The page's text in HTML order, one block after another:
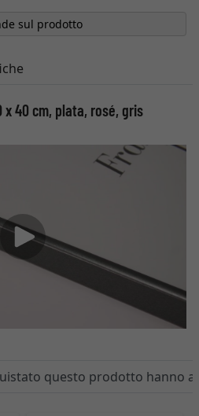
sul prodotto
x 40 cm, plata, rosé, gris
questo prodotto hanno